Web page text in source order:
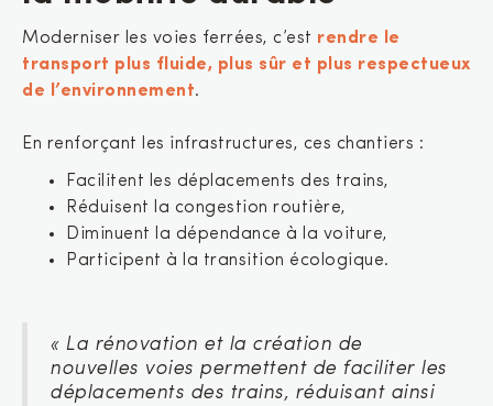
Moderniser les voies ferrées, c’est rendre le
transport plus fluide, plus sûr et plus respectueux
de l’environnement.
En renforçant les infrastructures, ces chantiers :
Facilitent les déplacements des trains,
Réduisent la congestion routière,
Diminuent la dépendance à la voiture,
Participent à la transition écologique.
« La rénovation et la création de
nouvelles voies permettent de faciliter les
déplacements des trains, réduisant ainsi